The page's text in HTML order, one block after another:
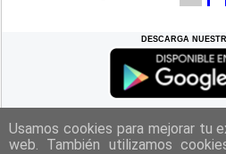
DESCARGA
REGRESAR
Usamos cookies para mejorar tu
web. También utilizamos